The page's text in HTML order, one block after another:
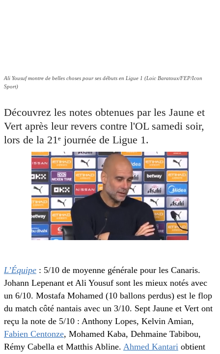
Ali Yousuf montre de belles choses pour ses débuts en Ligue 1 (Loic Baratoux/FEP/Icon
Sport)
Découvrez les notes obtenues par les Jaune et
Vert après leur revers contre l'OL samedi soir,
lors de la 21ᵉ journée de Ligue 1.
L’Équipe : 5/10 de moyenne générale pour les Canaris.
Johann Lepenant et Ali Yousuf sont les mieux notés avec
un 6/10. Mostafa Mohamed (10 ballons perdus) est le flop
du match côté nantais avec un 3/10. Sept Jaune et Vert ont
reçu la note de 5/10 : Anthony Lopes, Kelvin Amian,
Fabien Centonze, Mohamed Kaba, Dehmaine Tabibou,
Rémy Cabella et Matthis Abline. Ahmed Kantari obtient